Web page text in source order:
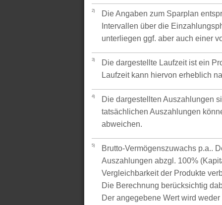
2)
Die Angaben zum Sparplan
Intervallen über die
unterliegen ggf. aber auch einer
3)
Die dargestellte Laufzeit ist ein
Laufzeit kann hiervon erheblich
4)
Die dargestellten Auszahlungen
tatsächlichen Auszahlungen
abweichen.
5)
Brutto-Vermögenszuwachs p.a..
Auszahlungen abzgl. 100%
Vergleichbarkeit der Produkte
Die Berechnung berücksichtig
Der angegebene Wert wird